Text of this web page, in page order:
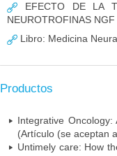
EFECTO DE LA
NEUROTROFINAS
Libro: Medicina
Productos
Integrative
(Artículo (se aceptan
Untimely care: How